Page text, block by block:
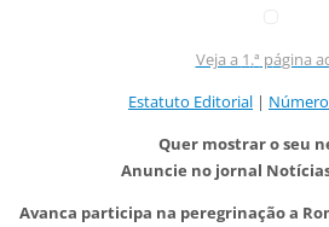
Veja a 1.ª página
Estatuto Editorial |
Quer mostrar o seu
Anuncie no jornal
Avanca participa na peregrinação a